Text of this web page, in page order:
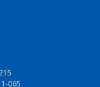
065